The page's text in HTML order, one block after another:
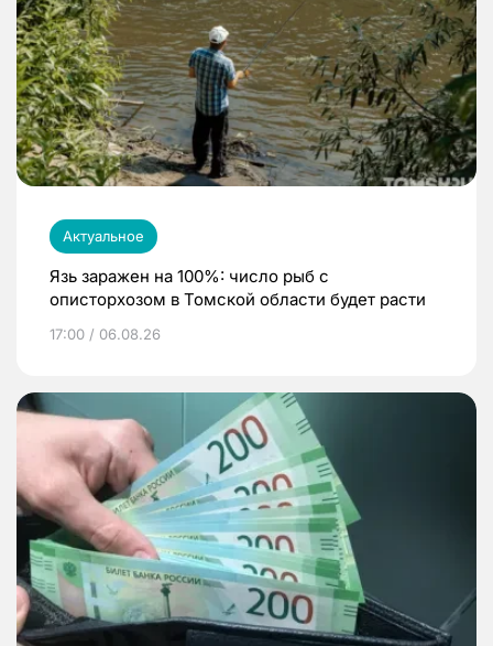
Актуальное
Язь заражен на 100%: число рыб с
описторхозом в Томской области будет расти
17:00 / 06.08.26